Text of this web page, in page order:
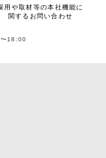
用や取材等の本社機能に
関するお問い合わせ
〜18:00